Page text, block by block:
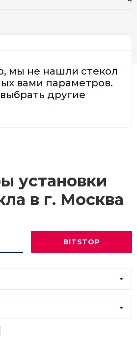
мы не нашли стекол
вами параметров.
другие
установки
в г. Москва
BITSTOP